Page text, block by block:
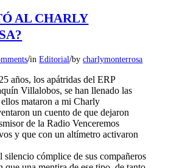
AL CHARLY
/inEditorial/bycharlymonterrosa
años, los apátridas del ERP
Villalobos, se han llenado las
mataron a mi Charly
un cuento de que dejaron
de la Radio Venceremos
y que con un altímetro activaron
silencio cómplice de sus compañeros